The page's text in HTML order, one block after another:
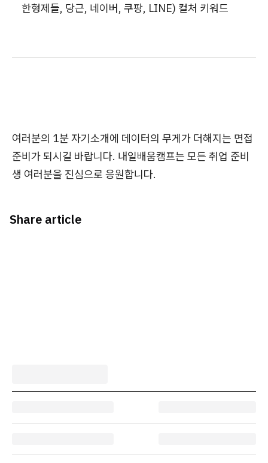
한형제들, 당근, 네이버, 쿠팡, LINE) 컬처 키워드
여러분의 1분 자기소개에 데이터의 무게가 더해지는 면접
준비가 되시길 바랍니다. 내일배움캠프는 모든 취업 준비
생 여러분을 진심으로 응원합니다.
Share article